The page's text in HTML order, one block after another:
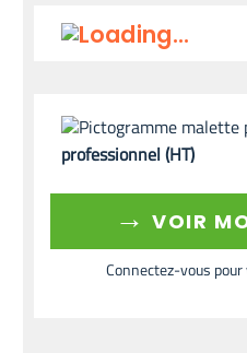
professionnel (HT)
→ VOIR
Connectez-vous